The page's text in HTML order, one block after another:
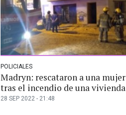
POLICIALES
Madryn: rescataron a una mujer
tras el incendio de una vivienda
28 SEP 2022 - 21:48